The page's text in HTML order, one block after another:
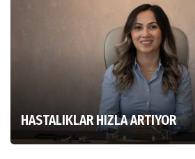
HASTALIKLAR HIZLA ARTIYOR